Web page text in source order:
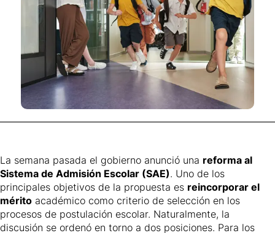
La semana pasada el gobierno anunció una reforma al
Sistema de Admisión Escolar (SAE). Uno de los
principales objetivos de la propuesta es reincorporar el
mérito académico como criterio de selección en los
procesos de postulación escolar. Naturalmente, la
discusión se ordenó en torno a dos posiciones. Para los